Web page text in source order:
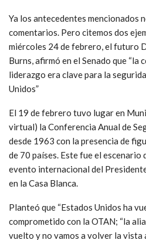
Ya los antecedentes mencionados
comentarios. Pero citemos dos
miércoles 24 de febrero, el futuro
Burns, afirmó en el Senado que “la
liderazgo era clave para la
Unidos”
El 19 de febrero tuvo lugar en
virtual) la Conferencia Anual de
desde 1963 con la presencia de
de 70 países. Este fue el escenario
evento internacional del
en la Casa Blanca.
Planteó que “Estados Unidos ha
comprometido con la OTAN; “la
vuelto y no vamos a volver la vista